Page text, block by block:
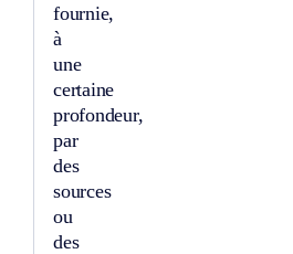
fournie,
à
une
certaine
profondeur,
par
des
sources
ou
des